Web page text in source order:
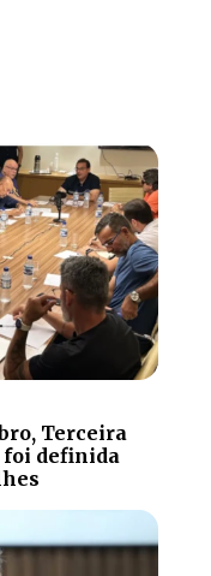
Terceira
foi definida